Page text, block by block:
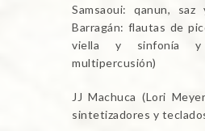
Samsaoui: qanun,
Barragán: flautas de
viella y sinfonía y
multipercusión)
JJ Machuca (Lori
sintetizadores y